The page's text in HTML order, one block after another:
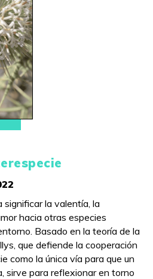
significar la valentía, la
hacia otras especies
Basado en la teoría de la
que defiende la cooperación
como la única vía para que un
sirve para reflexionar en torno